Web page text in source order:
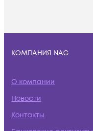
КОМПАНИЯ NAG
О компании
Новости
Контакты